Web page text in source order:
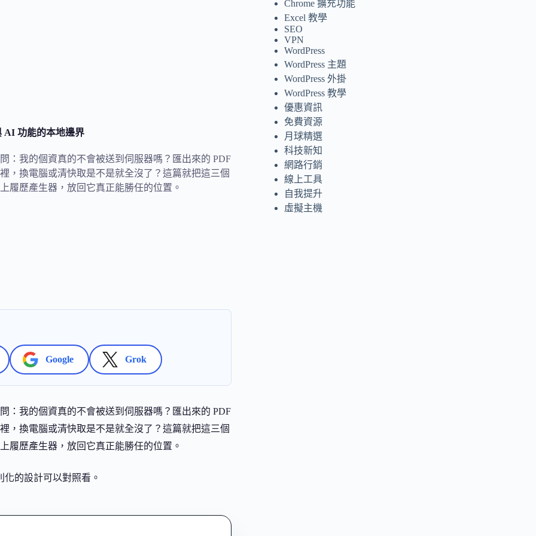
AI 功能的本地邊界
：我的個資真的不會被送到伺服器嗎？匯出來的 PDF
，換電腦或清快取是不是就全沒了？這篇就把這三個
履歷產生器，放回它真正能勝任的位置。
Google Grok
：我的個資真的不會被送到伺服器嗎？匯出來的 PDF
，換電腦或清快取是不是就全沒了？這篇就把這三個
履歷產生器，放回它真正能勝任的位置。
的設計可以對照看。
Chrome 擴充功能
Excel 教學
SEO
VPN
WordPress
WordPress 主題
WordPress 外掛
WordPress 教學
優惠資訊
免費資源
月球精選
科技新知
網路行銷
線上工具
自我提升
虛擬主機